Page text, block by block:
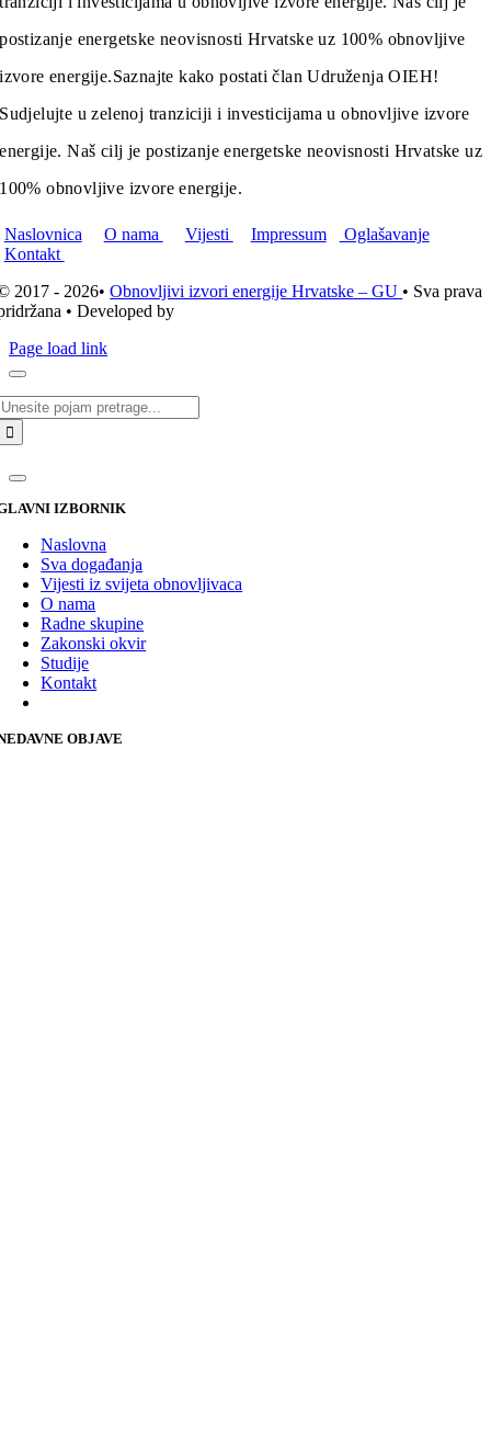
postizanje energetske neovisnosti Hrvatske uz 100% obnovljive
izvore energije.Saznajte kako postati član Udruženja OIEH!
Sudjelujte u zelenoj tranziciji i investicijama u obnovljive izvore
energije. Naš cilj je postizanje energetske neovisnosti Hrvatske uz
100% obnovljive izvore energije.
Naslovnica O nama Vijesti Impressum
Oglašavanje
Kontakt
2017 - 2026•Obnovljivi izvori energije Hrvatske – GU • Sva prava
• Developed by
Page load link
IZBORNIK
Naslovna
Sva događanja
Vijesti iz svijeta obnovljivaca
O nama
Radne skupine
Zakonski okvir
Studije
Kontakt
OBJAVE